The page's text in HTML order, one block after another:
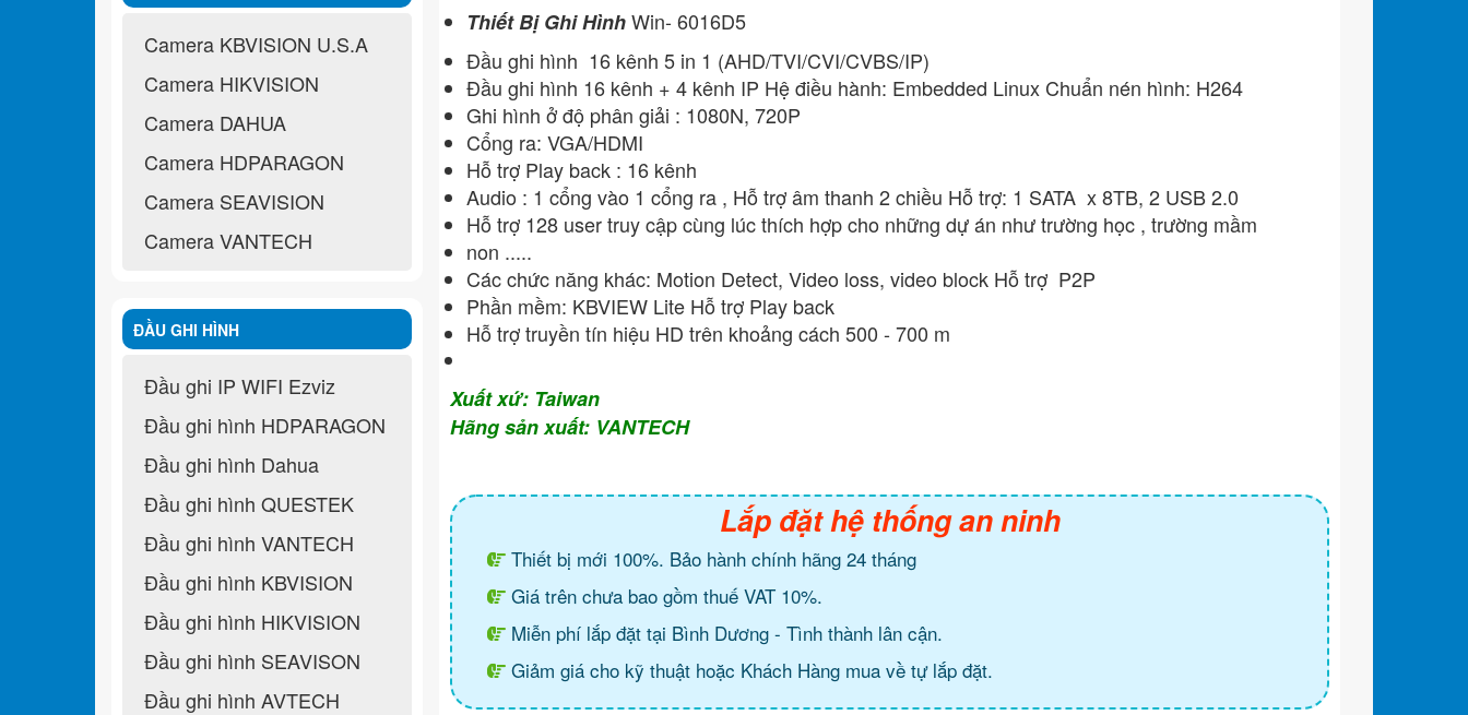
Thiết Bị Ghi HìnhWin- 6016D5
Đầu ghi hình 16 kênh 5 in 1 (AHD/TVI/CVI/CVBS/IP)
Đầu ghi hình 16 kênh + 4 kênh IP Hệ điều hành: Embedded Linux Chuẩn nén hình: H264
Ghi hình ở độ phân giải : 1080N, 720P
Cổng ra: VGA/HDMI
Hỗ trợ Play back : 16 kênh
Audio : 1 cổng vào 1 cổng ra , Hỗ trợ âm thanh 2 chiều Hỗ trợ: 1 SATA x 8TB, 2 USB 2.0
Hỗ trợ 128 user truy cập cùng lúc thích hợp cho những dự án như trường học , trường mầm
non .....
Các chức năng khác: Motion Detect, Video loss, video block Hỗ trợ P2P
Phần mềm: KBVIEW Lite Hỗ trợ Play back
Hỗ trợ truyền tín hiệu HD trên khoảng cách 500 - 700 m
Xuất xứ: Taiwan
Hãng sản xuất: VANTECH
Lắp đặt hệ thống an ninh
Thiết bị mới 100%. Bảo hành chính hãng 24 tháng
Giá trên chưa bao gồm thuế VAT 10%.
Miễn phí lắp đặt tại Bình Dương - Tình thành lân cận.
Giảm giá cho kỹ thuật hoặc Khách Hàng mua về tự lắp đặt.
Camera KBVISION U.S.A
Camera HIKVISION
Camera DAHUA
Camera HDPARAGON
Camera SEAVISION
Camera VANTECH
ĐẦU GHI HÌNH
Đầu ghi IP WIFI Ezviz
Đầu ghi hình HDPARAGON
Đầu ghi hình Dahua
Đầu ghi hình QUESTEK
Đầu ghi hình VANTECH
Đầu ghi hình KBVISION
Đầu ghi hình HIKVISION
Đầu ghi hình SEAVISON
Đầu ghi hình AVTECH